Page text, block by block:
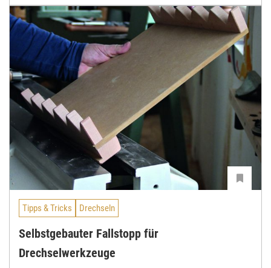
Tipps & Tricks Drechseln
Selbstgebauter Fallstopp für
Drechselwerkzeuge